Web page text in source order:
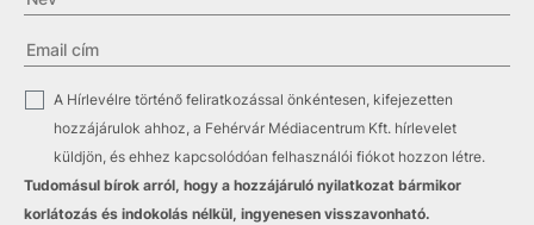
A Hírlevélre történő feliratkozással önkéntesen, kifejezetten
hozzájárulok ahhoz, a Fehérvár Médiacentrum Kft. hírlevelet
küldjön, és ehhez kapcsolódóan felhasználói fiókot hozzon létre.
Tudomásul bírok arról, hogy a hozzájáruló nyilatkozat bármikor
korlátozás és indokolás nélkül, ingyenesen visszavonható.